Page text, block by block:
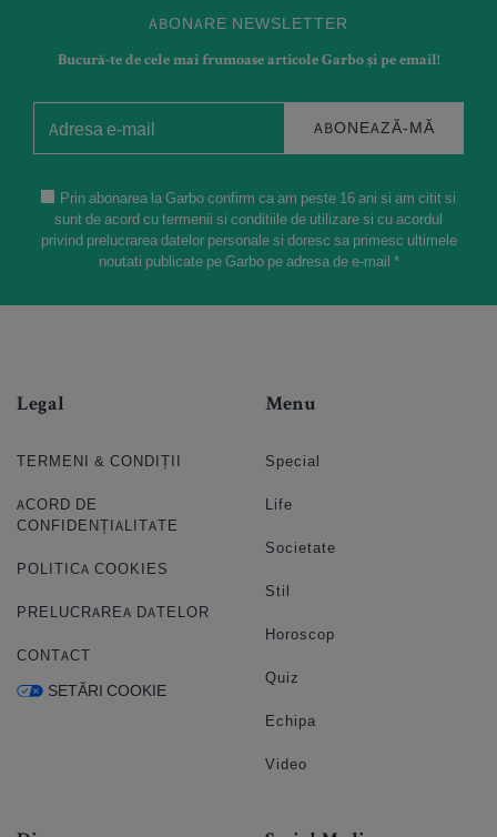
ABONARE NEWSLETTER
Bucură-te de cele mai frumoase articole Garbo și pe email!
ABONEAZĂ-MĂ
Prin abonarea la Garbo confirm ca am peste 16 ani si am citit si
sunt de acord cu termenii si conditiile de utilizare si cu acordul
privind prelucrarea datelor personale si doresc sa primesc ultimele
noutati publicate pe Garbo pe adresa de e-mail *
Legal
TERMENI & CONDIȚII
ACORD DE
CONFIDENȚIALITATE
POLITICA COOKIES
PRELUCRAREA DATELOR
CONTACT
SETĂRI COOKIE
Menu
Special
Life
Societate
Stil
Horoscop
Quiz
Echipa
Video